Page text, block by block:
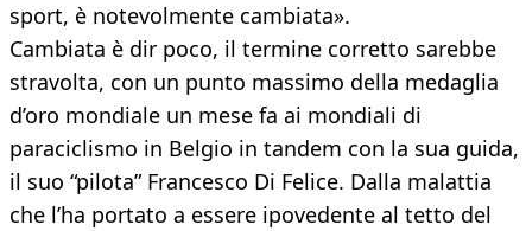
sport, è notevolmente cambiata».
Cambiata è dir poco, il termine corretto sarebbe
stravolta, con un punto massimo della medaglia
d’oro mondiale un mese fa ai mondiali di
paraciclismo in Belgio in tandem con la sua guida,
il suo “pilota” Francesco Di Felice. Dalla malattia
che l’ha portato a essere ipovedente al tetto del